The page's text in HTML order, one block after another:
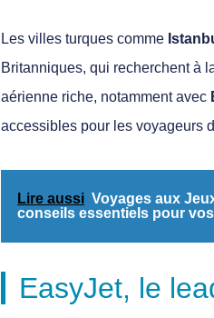
Les villes turques comme
Britanniques, qui recherchent à
aérienne riche, notamment avec
accessibles pour les voyageurs
Lire aussi Voyages aux
conseils essentiels pour
EasyJet, le